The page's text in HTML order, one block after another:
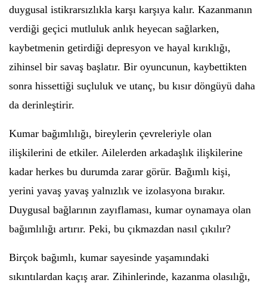
duygusal istikrarsızlıkla karşı karşıya kalır. Kazanmanın
verdiği geçici mutluluk anlık heyecan sağlarken,
kaybetmenin getirdiği depresyon ve hayal kırıklığı,
zihinsel bir savaş başlatır. Bir oyuncunun, kaybettikten
sonra hissettiği suçluluk ve utanç, bu kısır döngüyü daha
da derinleştirir.
Kumar bağımlılığı, bireylerin çevreleriyle olan
ilişkilerini de etkiler. Ailelerden arkadaşlık ilişkilerine
kadar herkes bu durumda zarar görür. Bağımlı kişi,
yerini yavaş yavaş yalnızlık ve izolasyona bırakır.
Duygusal bağlarının zayıflaması, kumar oynamaya olan
bağımlılığı artırır. Peki, bu çıkmazdan nasıl çıkılır?
Birçok bağımlı, kumar sayesinde yaşamındaki
sıkıntılardan kaçış arar. Zihinlerinde, kazanma olasılığı,